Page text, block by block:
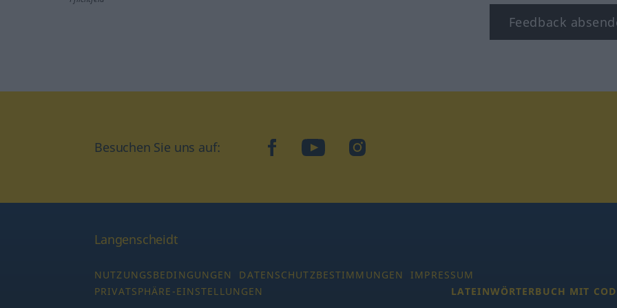
Feedback
Besuchen Sie uns auf: facebookYouTubeInstagram
Langenscheidt
NUTZUNGSBEDINGUNGEN DATENSCHUTZBESTIMMUNGEN
IMPRESSUM
PRIVATSPHÄRE-EINSTELLUNGEN
LATEINWÖRTERBUCH MIT